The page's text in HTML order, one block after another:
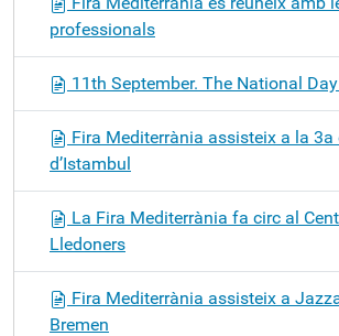
professionals
11th September. The National
Fira Mediterrània assisteix a la 3a
d’Istambul
La Fira Mediterrània fa circ al
Lledoners
Fira Mediterrània assisteix a
Bremen